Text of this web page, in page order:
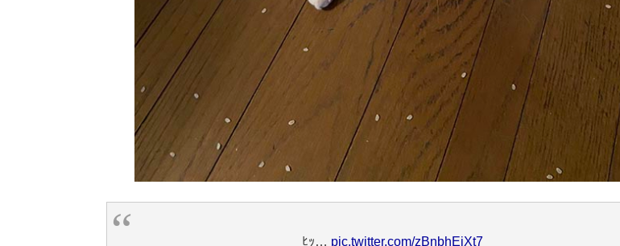
ﾋｯ… pic.twitter.com/zBnbhEjXt7